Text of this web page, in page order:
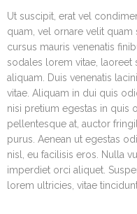
Ut suscipit, erat vel
quam, vel ornare velit quam
cursus mauris venenatis
sodales lorem vitae, laoreet
aliquam. Duis venenatis
vitae. Aliquam in dui quis
nisi pretium egestas in quis
pellentesque at, auctor
purus. Aenean ut egestas
nisl, eu facilisis eros. Nulla
imperdiet orci aliquet.
lorem ultricies, vitae